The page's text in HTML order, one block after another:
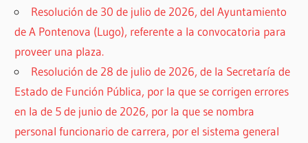
Resolución de 30 de julio de 2026, del Ayuntamiento
de A Pontenova (Lugo), referente a la convocatoria para
proveer una plaza.
Resolución de 28 de julio de 2026, de la Secretaría de
Estado de Función Pública, por la que se corrigen errores
en la de 5 de junio de 2026, por la que se nombra
personal funcionario de carrera, por el sistema general